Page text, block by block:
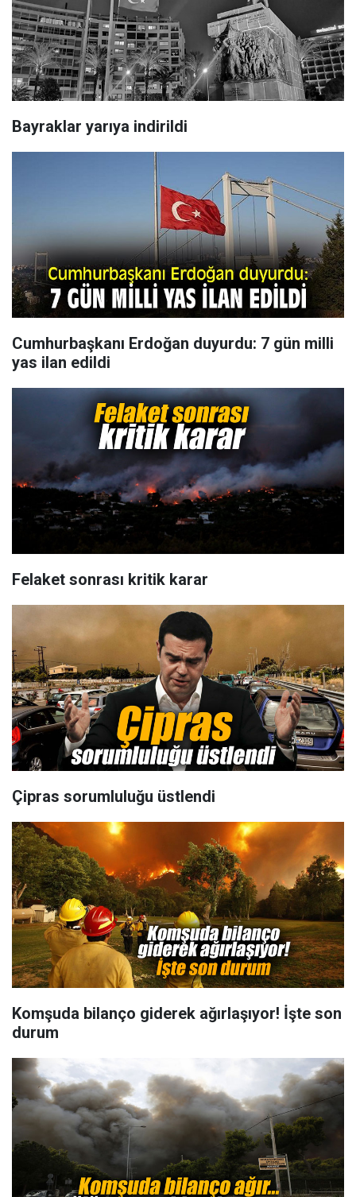
Bayraklar yarıya indirildi
Cumhurbaşkanı Erdoğan duyurdu: 7 gün milli
yas ilan edildi
Felaket sonrası kritik karar
Çipras sorumluluğu üstlendi
Komşuda bilanço giderek ağırlaşıyor! İşte son
durum